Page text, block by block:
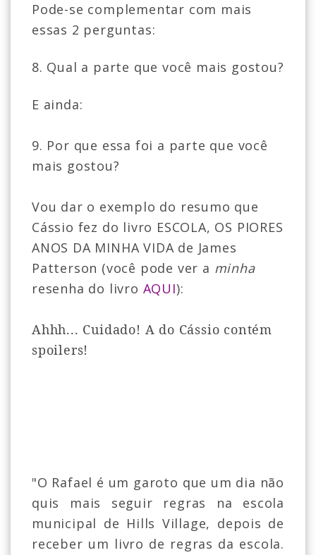
Pode-se complementar com mais
essas 2 perguntas:
8. Qual a parte que você mais gostou?
E ainda:
9. Por que essa foi a parte que você
mais gostou?
Vou dar o exemplo do resumo que
Cássio fez do livro ESCOLA, OS PIORES
ANOS DA MINHA VIDA de James
Patterson (você pode ver a minha
resenha do livro AQUI):
Ahhh... Cuidado! A do Cássio contém
spoilers!
"O Rafael é um garoto que um dia não
quis mais seguir regras na escola
municipal de Hills Village, depois de
receber um livro de regras da escola.